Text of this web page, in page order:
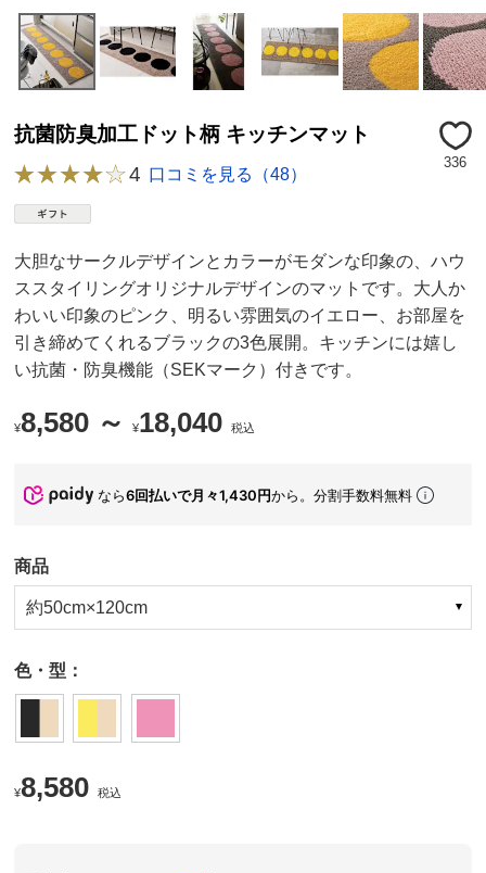
抗菌防臭加工ドット柄 キッチンマット
336
4 口コミを見る（48）
大胆なサークルデザインとカラーがモダンな印象の、ハウ
ススタイリングオリジナルデザインのマットです。大人か
わいい印象のピンク、明るい雰囲気のイエロー、お部屋を
引き締めてくれるブラックの3色展開。キッチンには嬉し
い抗菌・防臭機能（SEKマーク）付きです。
¥8,580 ～¥18,040 税込
なら6回払いで月々1,430円から。分割手数料無料
商品
約50cm×120cm
色・型：
¥8,580 税込